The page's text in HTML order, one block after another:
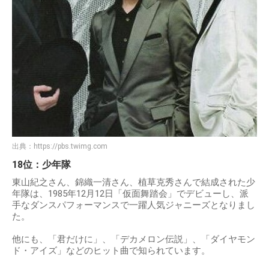
出典： https://pbs.twimg.com
18位：少年隊
東山紀之さん、錦織一清さん、植草克秀さんで結成された少
年隊は、1985年12月12日「仮面舞踏会」でデビューし、派
手なダンスパフォーマンスで一躍人気ジャニーズとなりまし
た。
他にも、「君だけに」、「デカメロン伝説」、「ダイヤモン
ド・アイズ」などのヒット曲で知られています。